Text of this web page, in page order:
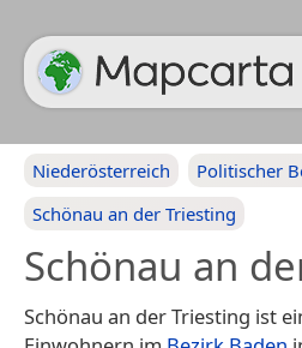
Niederösterreich
Politischer
Schönau an der Triesting
Schönau an
Schönau an der Triesting ist